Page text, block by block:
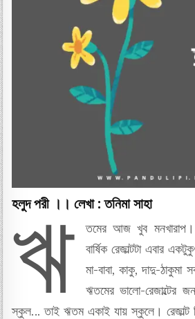
হলুদ পরী ।। লেখা : তনিমা সাহা
ঋ
তমের আজ খুব
বার্ষিক রেজাল্টটা এবার
মা-বাবা, কাকু, দাদু-
ঋতমের ভালো-রেজাল্টের
স্কুল… তাই ঋতম একাই যায় স্কুলে। রেজাল্ট